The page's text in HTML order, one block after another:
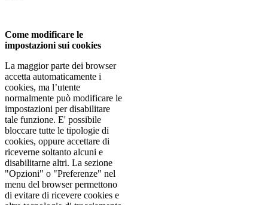
Come modificare le
impostazioni sui cookies
La maggior parte dei browser
accetta automaticamente i
cookies, ma l’utente
normalmente può modificare le
impostazioni per disabilitare
tale funzione. E' possibile
bloccare tutte le tipologie di
cookies, oppure accettare di
riceverne soltanto alcuni e
disabilitarne altri. La sezione
"Opzioni" o "Preferenze" nel
menu del browser permettono
di evitare di ricevere cookies e